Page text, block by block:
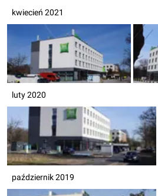
kwiecień 2021
luty 2020
październik 2019